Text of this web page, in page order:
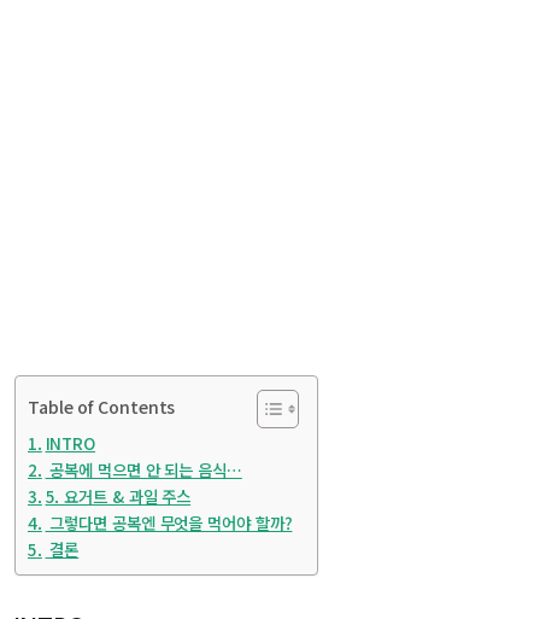
Table of Contents
INTRO
공복에 먹으면 안 되는 음식…
5. 요거트 & 과일 주스
그렇다면 공복엔 무엇을 먹어야 할까?
결론